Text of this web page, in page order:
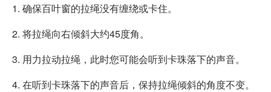
1. 确保百叶窗的拉绳没有缠绕或卡住。
2. 将拉绳向右倾斜大约45度角。
3. 用力拉动拉绳，此时您可能会听到卡珠落下的声音。
4. 在听到卡珠落下的声音后，保持拉绳倾斜的角度不变。